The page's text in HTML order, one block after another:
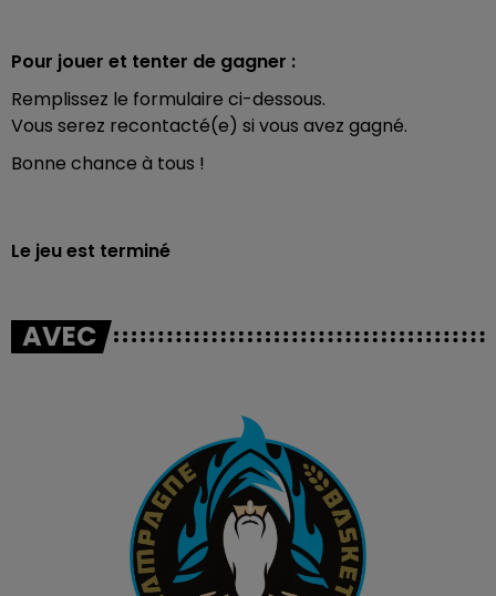
Pour jouer et tenter de gagner :
Remplissez le formulaire ci-dessous.
Vous serez recontacté(e) si vous avez gagné.
Bonne chance à tous !
Le jeu est terminé
AVEC